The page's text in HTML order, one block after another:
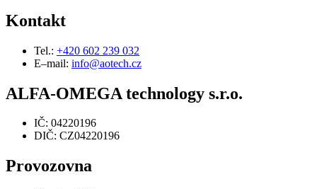
Kontakt
Tel.: +420 602 239 032
E–mail: info@aotech.cz
ALFA-OMEGA technology s.r.o.
IČ: 04220196
DIČ: CZ04220196
Provozovna